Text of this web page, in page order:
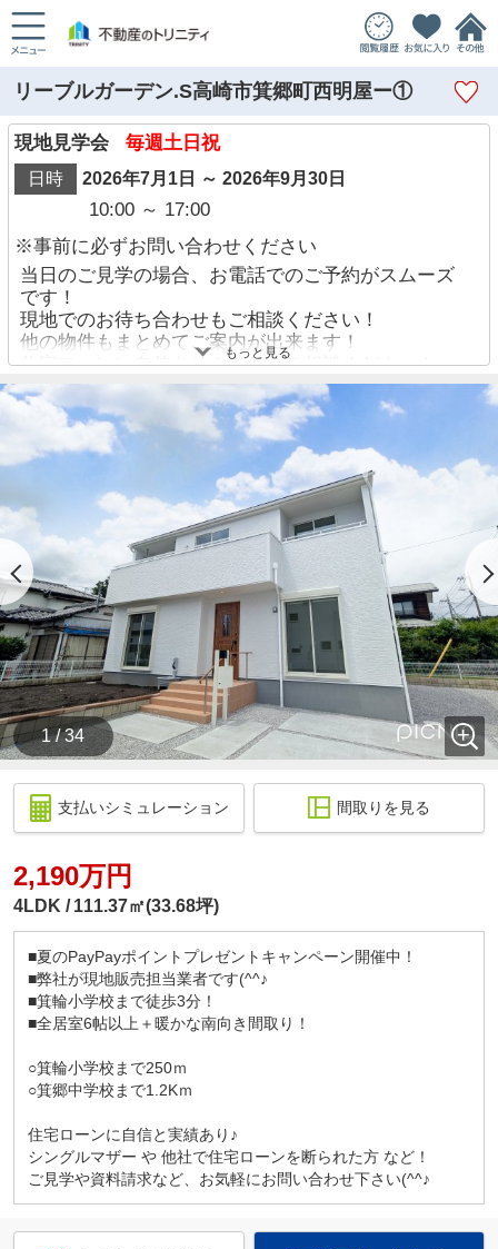
リーブルガーデン.S高崎市箕郷町西明屋ー①
現地見学会 毎週土日祝
日時 2026年7月1日 ～ 2026年9月30日
10:00 ～ 17:00
※事前に必ずお問い合わせください
当日のご見学の場合、お電話でのご予約がスムーズ
です！
現地でのお待ち合わせもご相談ください！
他の物件もまとめてご案内が出来ます！
住宅ローンに自信あり！迷わずご相談ください！
もっと見る
1 / 34
支払いシミュレーション 間取りを見る
2,190万円
4LDK 111.37㎡(33.68坪)
■夏のPayPayポイントプレゼントキャンペーン開催中！
■弊社が現地販売担当業者です(^^♪
■箕輪小学校まで徒歩3分！
■全居室6帖以上＋暖かな南向き間取り！
○箕輪小学校まで250ｍ
○箕郷中学校まで1.2Kｍ
住宅ローンに自信と実績あり♪
シングルマザー や 他社で住宅ローンを断られた方 など！
ご見学や資料請求など、お気軽にお問い合わせ下さい(^^♪